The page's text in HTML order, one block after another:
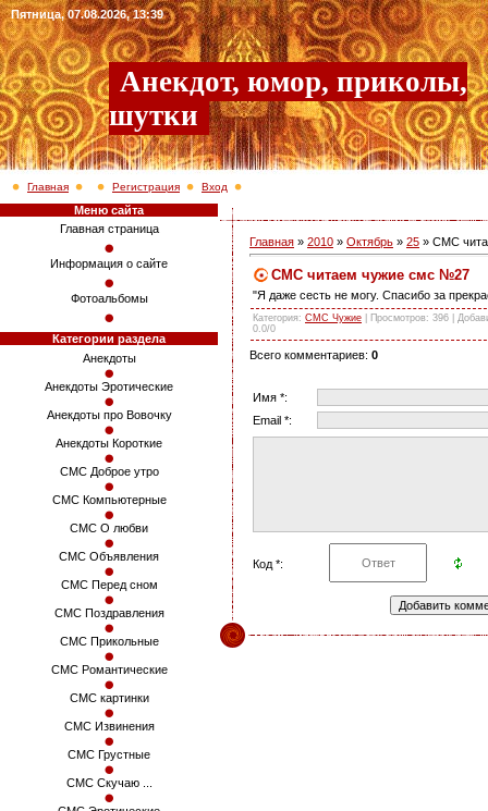
Пятница, 07.08.2026, 13:39
Анекдот, юмор, приколы,
шутки
Главная Регистрация Вход
Меню сайта
Главная страница
Информация о сайте
Фотоальбомы
Категории раздела
Анекдоты
Анекдоты Эротические
Анекдоты про Вовочку
Анекдоты Короткие
СМС Доброе утро
СМС Компьютерные
СМС О любви
СМС Объявления
СМС Перед сном
СМС Поздравления
СМС Прикольные
СМС Романтические
СМС картинки
СМС Извинения
СМС Грустные
СМС Скучаю ...
Главная » 2010 » Октябрь » 25 » СМС
СМС читаем чужие смс №27
"Я даже сесть не могу. Спасибо за
Категория: СМС Чужие Просмотров: 396 |
0.0/0
Всего комментариев: 0
Имя *:
Email *:
Код *: